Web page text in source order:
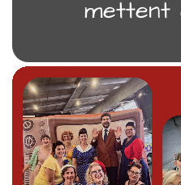
mettent